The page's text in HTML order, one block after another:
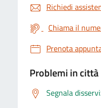
Richiedi
Chiama il
Prenota
Problemi in città
Segnala